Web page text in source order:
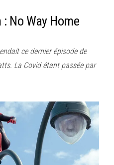
: No Way Home
ce dernier épisode de
La Covid étant passée par